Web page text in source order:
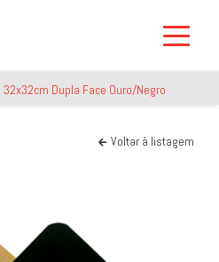
32x32cm Dupla Face Ouro/Negro
Voltar à listagem